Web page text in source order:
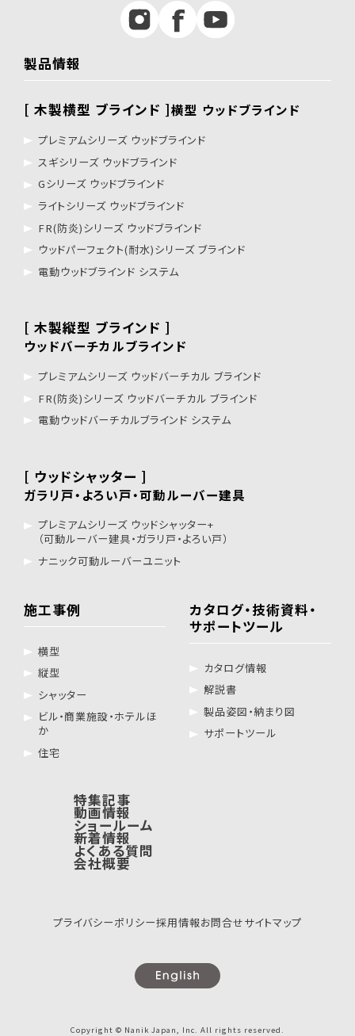
製品情報
[ 木製横型 ブラインド ]横型 ウッドブラインド
プレミアムシリーズ ウッドブラインド
スギシリーズ ウッドブラインド
Gシリーズ ウッドブラインド
ライトシリーズ ウッドブラインド
FR(防炎)シリーズ ウッドブラインド
ウッドパーフェクト(耐水)シリーズ ブラインド
電動ウッドブラインド システム
[ 木製縦型 ブラインド ]
ウッドバーチカルブラインド
プレミアムシリーズ ウッドバーチカル ブラインド
FR(防炎)シリーズ ウッドバーチカル ブラインド
電動ウッドバーチカルブラインド システム
[ ウッドシャッター ]
ガラリ戸・よろい戸・可動ルーバー建具
プレミアムシリーズ ウッドシャッター+
（可動ルーバー建具・ガラリ戸・よろい戸）
ナニック可動ルーバーユニット
施工事例
横型
縦型
シャッター
ビル・商業施設・ホテルほ
か
住宅
カタログ・技術資料・
サポートツール
カタログ情報
解説書
製品姿図・納まり図
サポートツール
特集記事
動画情報
ショールーム
新着情報
よくある質問
会社概要
プライバシーポリシー採用情報お問合せサイトマップ
Copyright © Nanik Japan, Inc. All rights reserved.